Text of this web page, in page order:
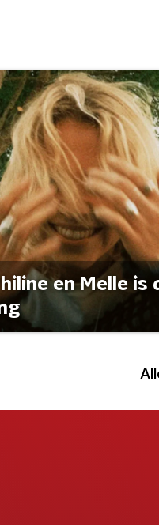
en Melle is